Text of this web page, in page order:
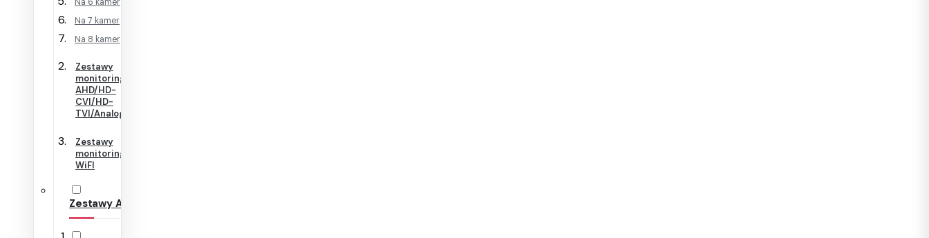
Na 7 kamer
Na 8 kamer
Zestawy
monitoringu
AHD/HD-
CVI/HD-
TVI/Analog
Zestawy
monitoringu
WiFI
Zestawy Alarmowe